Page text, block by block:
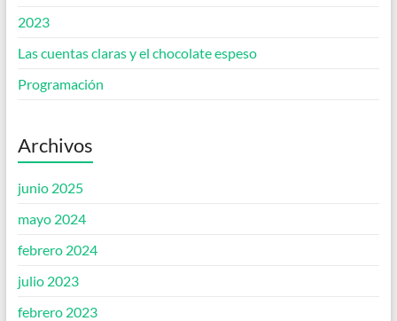
2023
Las cuentas claras y el chocolate espeso
Programación
Archivos
junio 2025
mayo 2024
febrero 2024
julio 2023
febrero 2023